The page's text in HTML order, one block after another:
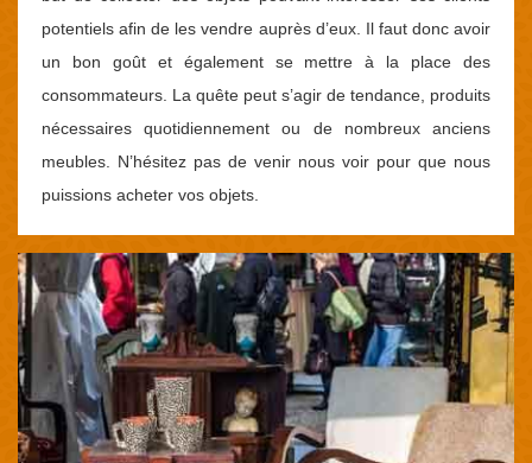
potentiels afin de les vendre auprès d’eux. Il faut donc avoir
un bon goût et également se mettre à la place des
consommateurs. La quête peut s’agir de tendance, produits
nécessaires quotidiennement ou de nombreux anciens
meubles. N’hésitez pas de venir nous voir pour que nous
puissions acheter vos objets.